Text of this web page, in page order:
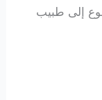
إلى طبيب